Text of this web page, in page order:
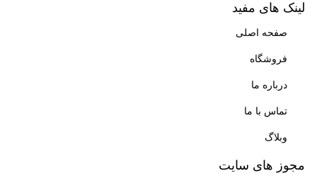
لینک های مفید
صفحه اصلی
فروشگاه
درباره ما
تماس با ما
وبلاگ
مجوز های سایت